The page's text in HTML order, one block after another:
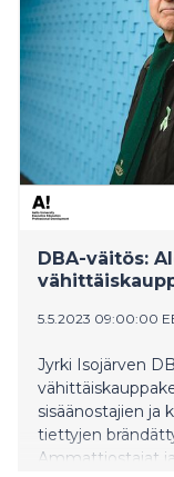
DBA-väitös:
5.5.2023 09:00:00
Jyrki Isojärven
sisäänostajien ja
tiettyjen
Ammattiostajat